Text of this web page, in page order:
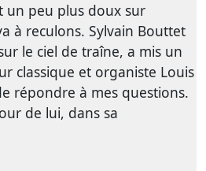
un peu plus doux sur
à reculons. Sylvain Bouttet
le ciel de traîne, a mis un
classique et organiste Louis
répondre à mes questions.
de lui, dans sa